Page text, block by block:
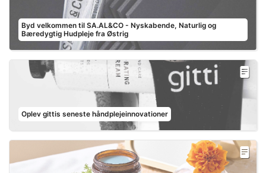
Byd velkommen til SA.AL&CO - Nyskabende, Naturlig og
Bæredygtig Hudpleje fra Østrig
Oplev gittis seneste håndplejeinnovationer